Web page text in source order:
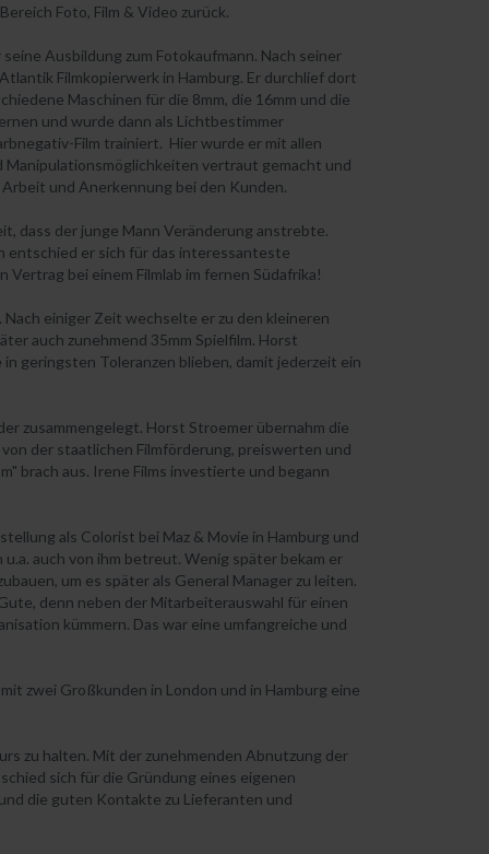
Foto, Film & Video zurück.
Ausbildung zum Fotokaufmann. Nach seiner
Filmkopierwerk in Hamburg. Er durchlief dort
Maschinen für die 8mm, die 16mm und die
und wurde dann als Lichtbestimmer
Film trainiert. Hier wurde er mit allen
Manipulationsmöglichkeiten vertraut gemacht und
und Anerkennung bei den Kunden.
dass der junge Mann Veränderung anstrebte.
entschied er sich für das interessanteste
Vertrag bei einem Filmlab im fernen Südafrika!
einiger Zeit wechselte er zu den kleineren
auch zunehmend 35mm Spielfilm. Horst
geringsten Toleranzen blieben, damit jederzeit ein
zusammengelegt. Horst Stroemer übernahm die
der staatlichen Filmförderung, preiswerten und
brach aus. Irene Films investierte und begann
als Colorist bei Maz & Movie in Hamburg und
auch von ihm betreut. Wenig später bekam er
um es später als General Manager zu leiten.
denn neben der Mitarbeiterauswahl für einen
kümmern. Das war eine umfangreiche und
zwei Großkunden in London und in Hamburg eine
zu halten. Mit der zunehmenden Abnutzung der
sich für die Gründung eines eigenen
die guten Kontakte zu Lieferanten und